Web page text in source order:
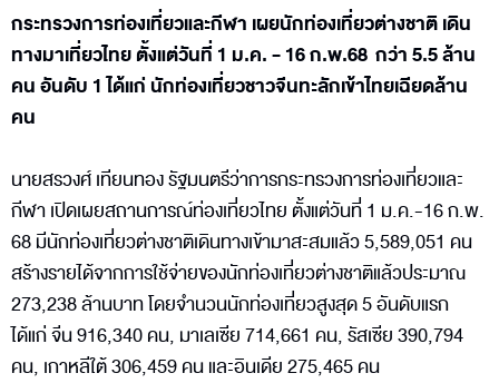
กระทรวงการท่องเที่ยวและกีฬา เผยนักท่องเที่ยวต่างชาติ เดิน
ทางมาเที่ยวไทย ตั้งแต่วันที่ 1 ม.ค. - 16 ก.พ.68 กว่า 5.5 ล้าน
คน อันดับ 1 ได้แก่ นักท่องเที่ยวชาวจีนทะลักเข้าไทยเฉียดล้าน
คน
นายสรวงศ์ เทียนทอง รัฐมนตรีว่าการกระทรวงการท่องเที่ยวและ
กีฬา เปิดเผยสถานการณ์ท่องเที่ยวไทย ตั้งแต่วันที่ 1 ม.ค.-16 ก.พ.
68 มีนักท่องเที่ยวต่างชาติเดินทางเข้ามาสะสมแล้ว 5,589,051 คน
สร้างรายได้จากการใช้จ่ายของนักท่องเที่ยวต่างชาติแล้วประมาณ
273,238 ล้านบาท โดยจำนวนนักท่องเที่ยวสูงสุด 5 อันดับแรก
ได้แก่ จีน 916,340 คน, มาเลเซีย 714,661 คน, รัสเซีย 390,794
คน, เกาหลีใต้ 306,459 คน และอินเดีย 275,465 คน